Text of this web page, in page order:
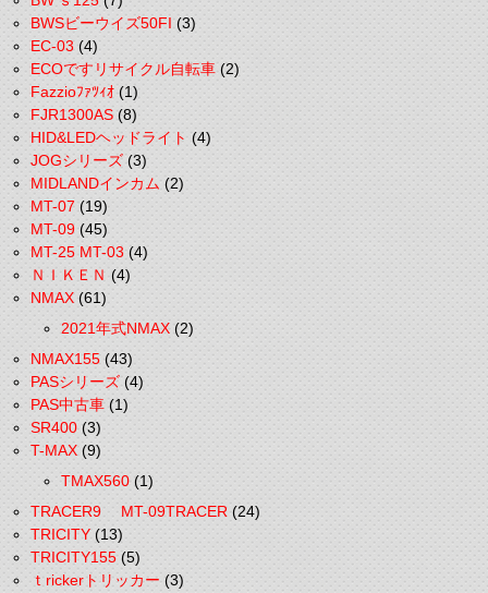
BWSビーウイズ50FI(3)
EC-03(4)
ECOですリサイクル自転車(2)
Fazzioﾌｧﾂｨｵ(1)
FJR1300AS(8)
HID&LEDヘッドライト(4)
JOGシリーズ(3)
MIDLANDインカム(2)
MT-07(19)
MT-09(45)
MT-25 MT-03(4)
ＮＩＫＥＮ(4)
NMAX(61)
2021年式NMAX(2)
NMAX155(43)
PASシリーズ(4)
PAS中古車(1)
SR400(3)
T-MAX(9)
TMAX560(1)
TRACER9 MT-09TRACER(24)
TRICITY(13)
TRICITY155(5)
ｔrickerトリッカー(3)